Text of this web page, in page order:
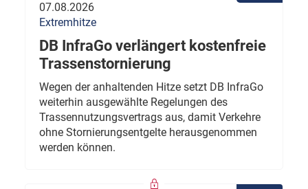
07.08.2026
Extremhitze
DB InfraGo verlängert kostenfreie
Trassenstornierung
Wegen der anhaltenden Hitze setzt DB InfraGo
weiterhin ausgewählte Regelungen des
Trassennutzungsvertrags aus, damit Verkehre
ohne Stornierungsentgelte herausgenommen
werden können.